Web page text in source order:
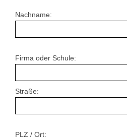
Nachname:
Firma oder Schule:
Straße:
PLZ / Ort: